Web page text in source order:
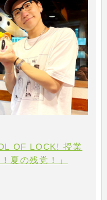
OF LOCK! 授業
夏の残党！」